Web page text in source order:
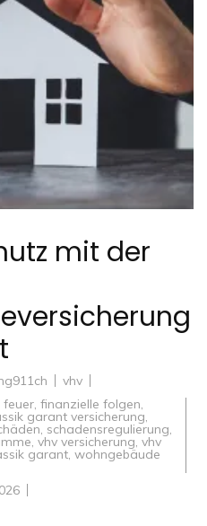
mit der
vhv
feuer, finanzielle folgen,
garant versicherung,
, schadensregulierung,
, vhv versicherung, vhv
garant, wohngebäude